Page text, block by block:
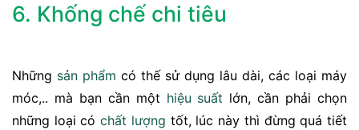
6. Khống chế chi tiêu
Những sản phẩm có thế sử dụng lâu dài, các loại máy
móc,.. mà bạn cần một hiệu suất lớn, cần phải chọn
những loại cóchất lượng tốt, lúc này thì đừng quá tiết